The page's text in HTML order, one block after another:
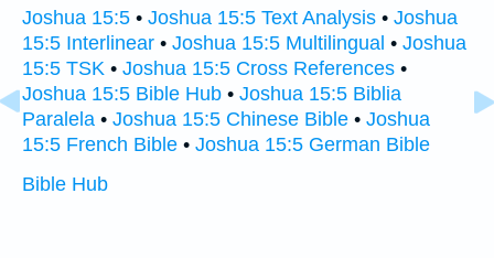
Joshua 15:5 • Joshua 15:5 Text Analysis • Joshua
15:5 Interlinear • Joshua 15:5 Multilingual • Joshua
15:5 TSK • Joshua 15:5 Cross References •
Joshua 15:5 Bible Hub • Joshua 15:5 Biblia
Paralela • Joshua 15:5 Chinese Bible • Joshua
15:5 French Bible • Joshua 15:5 German Bible
Bible Hub